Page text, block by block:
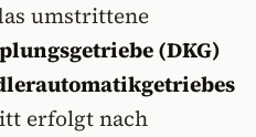
umstrittene
(DKG)
erfolgt nach